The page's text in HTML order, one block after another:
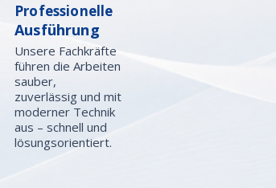
Professionelle
Ausführung
Unsere Fachkräfte
führen die Arbeiten
sauber,
zuverlässig und mit
moderner Technik
aus – schnell und
lösungsorientiert.